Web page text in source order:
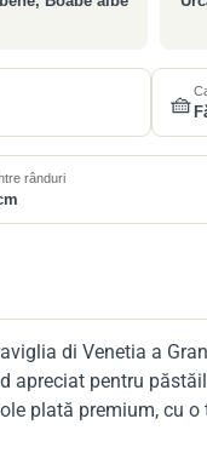
🧺
rânduri
di Venetia a
pentru
plată premium, cu